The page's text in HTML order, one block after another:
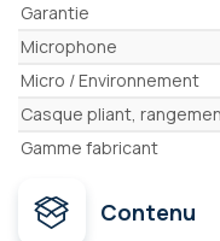
Garantie
Microphone
Micro / Environnement
Casque pliant,
Gamme fabricant
Contenu